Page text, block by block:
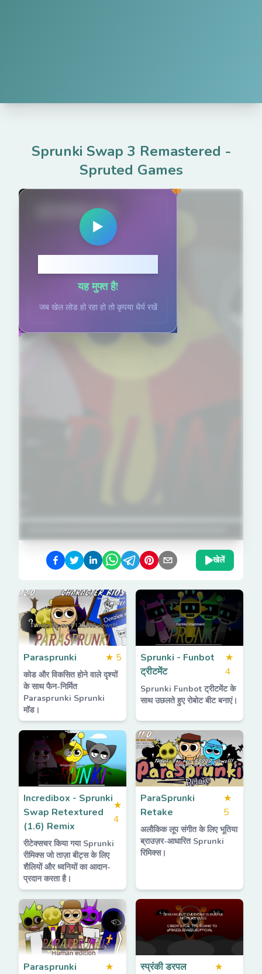
Sprunki Swap 3 Remastered -
Spruted Games
spruted.com
▶
यह मुफ्त है!
जब खेल लोड हो रहा हो तो कृपया धैर्य रखें
खेलें
Parasprunki ★ 5
कोड और विकसित होने वाले दृश्यों
के साथ फैन-निर्मित
Parasprunki Sprunki
मॉड।
Sprunki - Funbot
ट्रीटमेंट
★
4
Sprunki Funbot ट्रीटमेंट के
साथ उछलते हुए रोबोट बीट बनाएं।
Incredibox - Sprunki
Swap Retextured
(1.6) Remix
★
4
रीटेक्सचर किया गया Sprunki
रीमिक्स जो ताज़ा बीट्स के लिए
शैलियों और ध्वनियों का आदान-
प्रदान करता है।
ParaSprunki
Retake
★
5
अलौकिक लूप संगीत के लिए भूतिया
ब्राउज़र-आधारित Sprunki
रिमिक्स।
Parasprunki
★
स्प्रंकी डरपल
★